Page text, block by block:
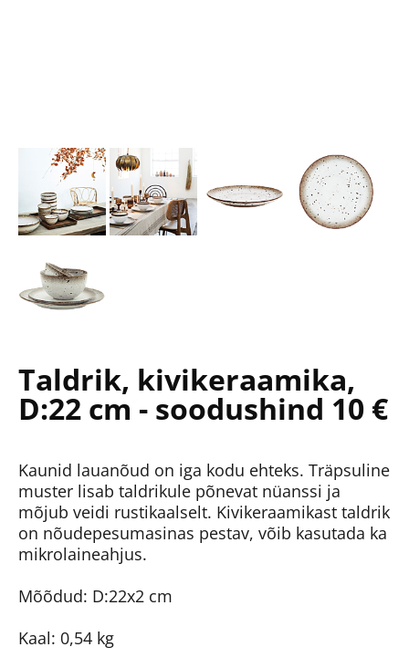
Taldrik, kivikeraamika,
D:22 cm - soodushind 10 €
Kaunid lauanõud on iga kodu ehteks. Träpsuline
muster lisab taldrikule põnevat nüanssi ja
mõjub veidi rustikaalselt. Kivikeraamikast taldrik
on nõudepesumasinas pestav, võib kasutada ka
mikrolaineahjus.
Mõõdud: D:22x2 cm
Kaal: 0,54 kg